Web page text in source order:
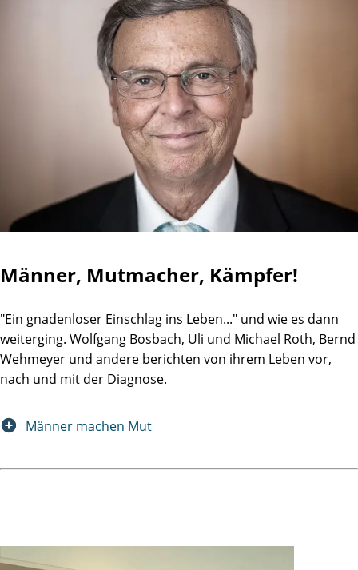
Männer, Mutmacher, Kämpfer!
"Ein gnadenloser Einschlag ins Leben..." und wie es dann
weiterging. Wolfgang Bosbach, Uli und Michael Roth, Bernd
Wehmeyer und andere berichten von ihrem Leben vor,
nach und mit der Diagnose.
Männer machen Mut